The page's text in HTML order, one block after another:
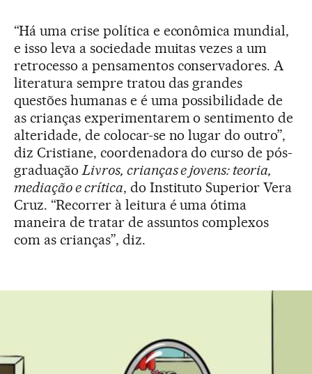
“Há uma crise política e econômica mundial,
e isso leva a sociedade muitas vezes a um
retrocesso a pensamentos conservadores. A
literatura sempre tratou das grandes
questões humanas e é uma possibilidade de
as crianças experimentarem o sentimento de
alteridade, de colocar-se no lugar do outro”,
diz Cristiane, coordenadora do curso de pós-
graduaçãoLivros, crianças e jovens: teoria,
mediação e crítica, do Instituto Superior Vera
Cruz. “Recorrer à leitura é uma ótima
maneira de tratar de assuntos complexos
com as crianças”, diz.